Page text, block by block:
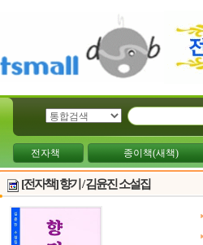
전자책 종이책(새책)
[전자책] 향기 / 김윤진 소설집